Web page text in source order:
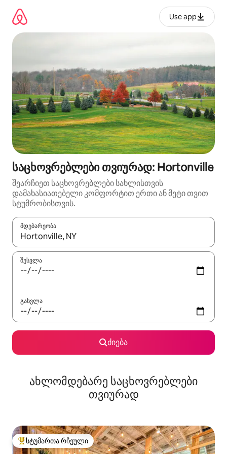
გადასვლა
Use app
საცხოვრებლები თვიურად: Hortonville
შეარჩიეთ საცხოვრებლები სახლისთვის
დამახასიათებელი კომფორტით ერთი ან მეტი თვით
სტუმრობისთვის.
მდებარეობა
როცა შედეგები ხელმისაწვდომი გახდება, ნავიგაციისთვის
შესვლა
გასვლა
ძიება
ახლომდებარე საცხოვრებლები
თვიურად
სტუმართა რჩეული მოწინავე ვარიანტი
სტუმართა რჩეული